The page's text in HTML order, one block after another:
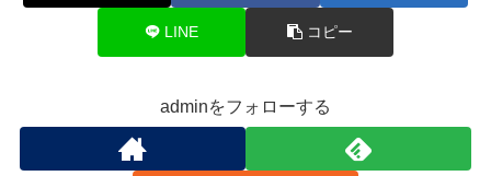
LINE コピー
adminをフォローする